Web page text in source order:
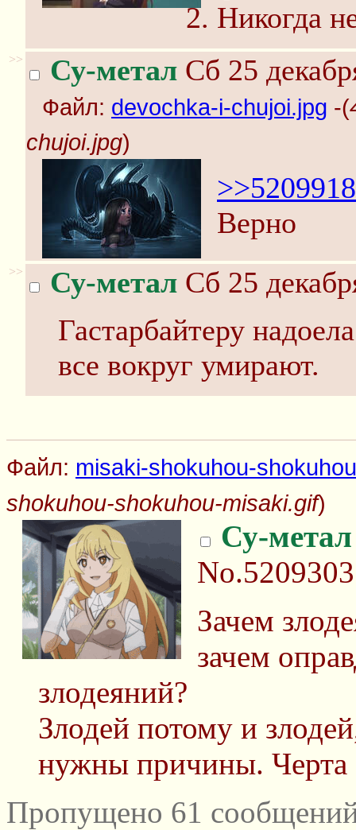
Никогда
>> Су-метал Сб 25
Файл: devochka-i-chujoi.jpg -(
chujoi.jpg)
>>5209918
Верно
>> Су-метал Сб 25
Гастарбайтеру
все вокруг умирают.
Файл: misaki-shokuhou-
shokuhou-shokuhou-misaki.gif)
Су-метал
No.5209303
Зачем
зачем
злодеяний?
Злодей потому и
нужны причины. Черта
Пропущено 61